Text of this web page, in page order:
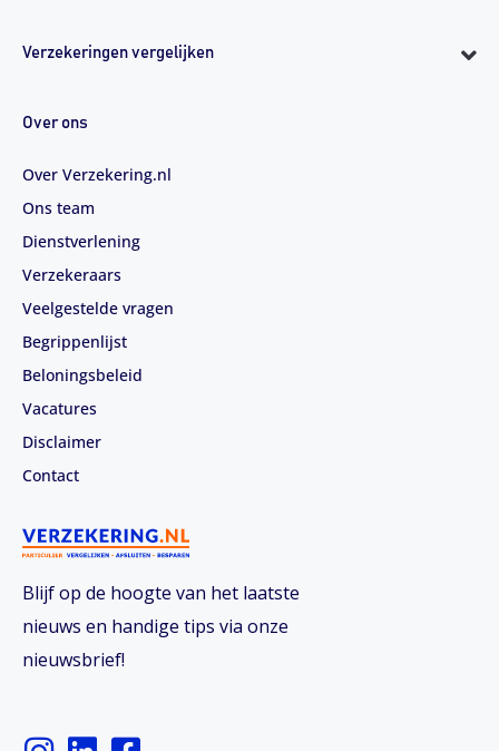
Blijf op de hoogte van het laatste
nieuws en handige tips via onze
nieuwsbrief!
I L F
Verzekeringen vergelijken
Over ons
Over Verzekering.nl
Ons team
Dienstverlening
Verzekeraars
Veelgestelde vragen
Begrippenlijst
Beloningsbeleid
Vacatures
Disclaimer
Contact